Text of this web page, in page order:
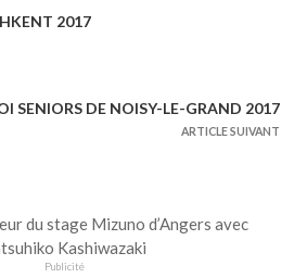
2017
SENIORS DE NOISY-LE-GRAND 2017
ARTICLE SUIVANT
Publicité